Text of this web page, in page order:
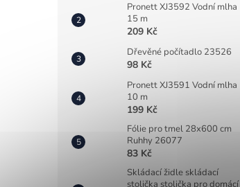
Pronett XJ3592 Vodní mlha
15 m
209 Kč
Dřevěné počítadlo 23526
98 Kč
Pronett XJ3591 Vodní mlha
10 m
199 Kč
Fólie pro tmel 28x600 cm
Ruhhy 26077
83 Kč
Skládací židle skládací
stolička stolička pro domácí